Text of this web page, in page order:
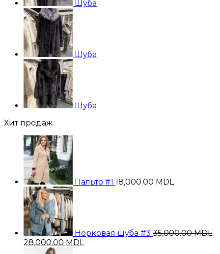
Шуба
Шуба
Шуба
Хит продаж
Пальто #1 18,000.00 MDL
Норковая шуба #3 35,000.00MDL
Первоначальная
28,000.00 MDL